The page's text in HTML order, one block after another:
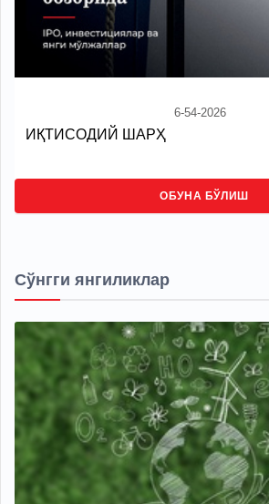
6-54-2026
ИҚТИСОДИЙ ШАРҲ
ОБУНА БЎЛИШ
Сўнгги янгиликлар